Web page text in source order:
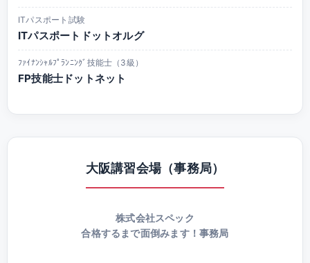
ITパスポート試験
ITパスポートドットオルグ
ﾌｧｲﾅﾝｼｬﾙﾌﾟﾗﾝﾆﾝｸﾞ技能士（3級）
FP技能士ドットネット
大阪講習会場（事務局）
株式会社スペック
合格するまで面倒みます！事務局